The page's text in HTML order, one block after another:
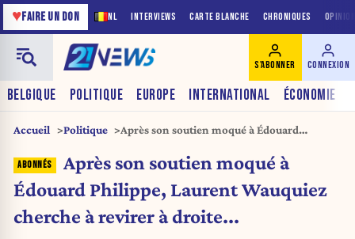
NL INTERVIEWS CARTE BLANCHE CHRONIQUES
♥FAIRE UN DON
BELGIQUE POLITIQUE EUROPE INTERNATIONAL ÉCONOMIE
S'ABONNER CONNEXION
Accueil Politique
Après son soutien moqué à Édouard
revirer à droite...
Après son soutien moqué à
Édouard Philippe, Laurent Wauquiez
cherche à revirer à droite...